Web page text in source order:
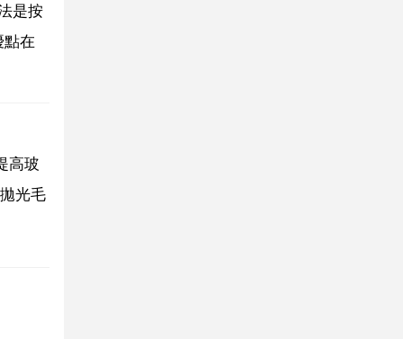
是按
點在
高玻
光毛